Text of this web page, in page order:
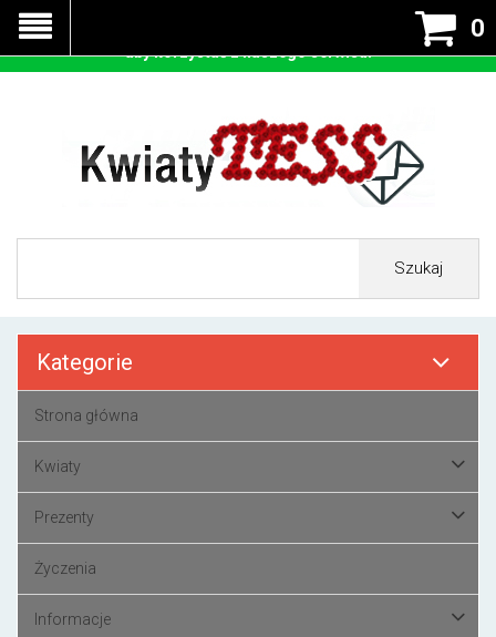
0
Szukaj
Kategorie
Strona główna
Kwiaty
Prezenty
Życzenia
Informacje
Nasza strona korzysta z cookies - czyli tzw ciastek w celu
prawidłowego działania. Zaakceptuj przyjmowanie cookies
aby korzystać z naszego serwisu.